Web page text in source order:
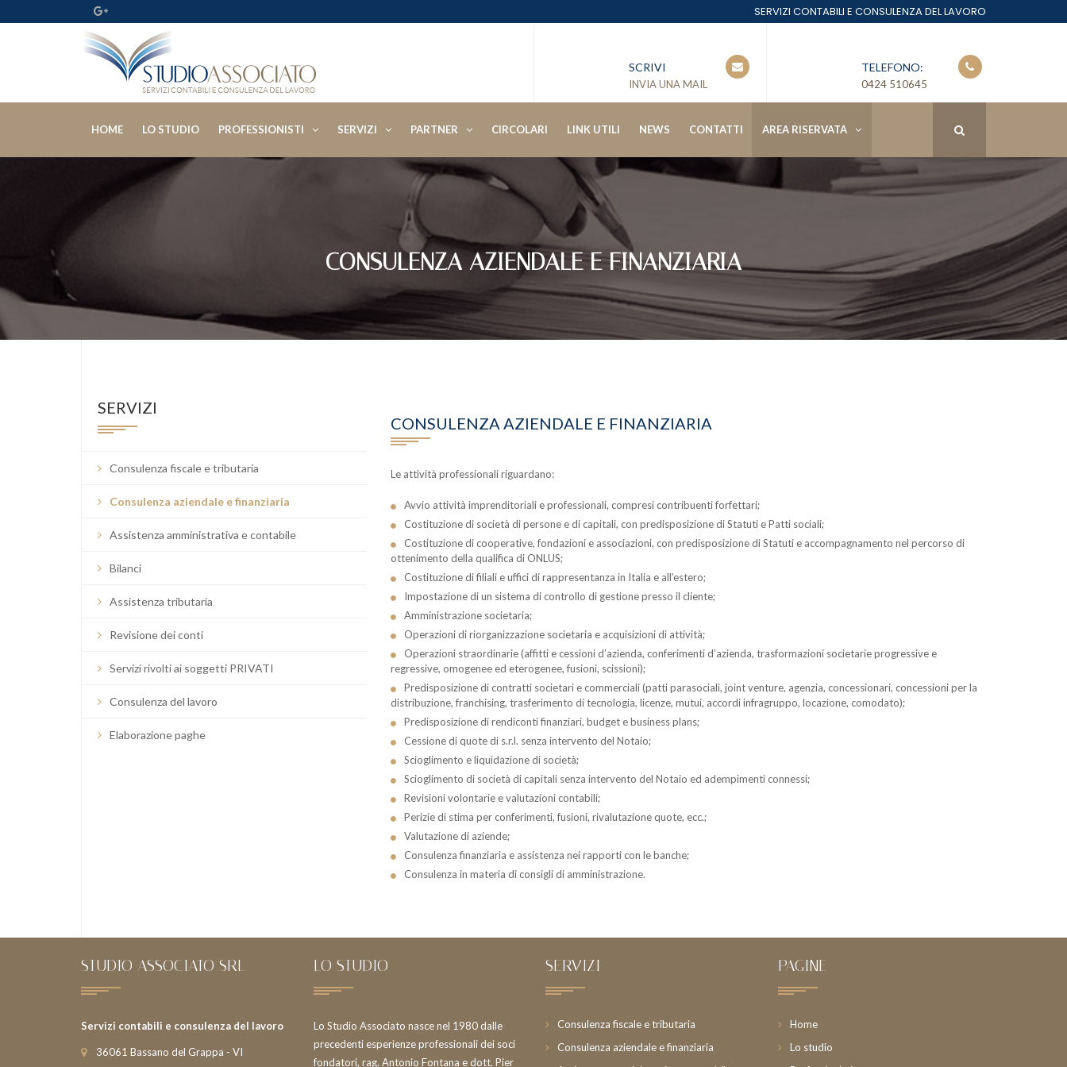
SERVIZI CONTABILI E CONSULENZA DEL LAVORO
SCRIVI
INVIA UNA MAIL
TELEFONO:
0424 510645
HOME LO STUDIO PROFESSIONISTI SERVIZI PARTNER CIRCOLARI LINK UTILI NEWS CONTATTI AREA RISERVATA
CONSULENZA AZIENDALE E FINANZIARIA
SERVIZI
Consulenza fiscale e tributaria
Consulenza aziendale e finanziaria
Assistenza amministrativa e contabile
Bilanci
Assistenza tributaria
Revisione dei conti
Servizi rivolti ai soggetti PRIVATI
Consulenza del lavoro
Elaborazione paghe
CONSULENZA AZIENDALE E FINANZIARIA
Le attività professionali riguardano:
Avvio attività imprenditoriali e professionali, compresi contribuenti forfettari;
Costituzione di società di persone e di capitali, con predisposizione di Statuti e Patti sociali;
Costituzione di cooperative, fondazioni e associazioni, con predisposizione di Statuti e accompagnamento nel percorso di
ottenimento della qualifica di ONLUS;
Costituzione di filiali e uffici di rappresentanza in Italia e all’estero;
Impostazione di un sistema di controllo di gestione presso il cliente;
Amministrazione societaria;
Operazioni di riorganizzazione societaria e acquisizioni di attività;
Operazioni straordinarie (affitti e cessioni d’azienda, conferimenti d’azienda, trasformazioni societarie progressive e
regressive, omogenee ed eterogenee, fusioni, scissioni);
Predisposizione di contratti societari e commerciali (patti parasociali, joint venture, agenzia, concessionari, concessioni per la
distribuzione, franchising, trasferimento di tecnologia, licenze, mutui, accordi infragruppo, locazione, comodato);
Predisposizione di rendiconti finanziari, budget e business plans;
Cessione di quote di s.r.l. senza intervento del Notaio;
Scioglimento e liquidazione di società;
Scioglimento di società di capitali senza intervento del Notaio ed adempimenti connessi;
Revisioni volontarie e valutazioni contabili;
Perizie di stima per conferimenti, fusioni, rivalutazione quote, ecc.;
Valutazione di aziende;
Consulenza finanziaria e assistenza nei rapporti con le banche;
Consulenza in materia di consigli di amministrazione.
STUDIO ASSOCIATO SRL
Servizi contabili e consulenza del lavoro
36061 Bassano del Grappa - VI
LO STUDIO
Lo Studio Associato nasce nel 1980 dalle
precedenti esperienze professionali dei soci
fondatori, rag. Antonio Fontana e dott. Pier
SERVIZI
Consulenza fiscale e tributaria
Consulenza aziendale e finanziaria
PAGINE
Home
Lo studio